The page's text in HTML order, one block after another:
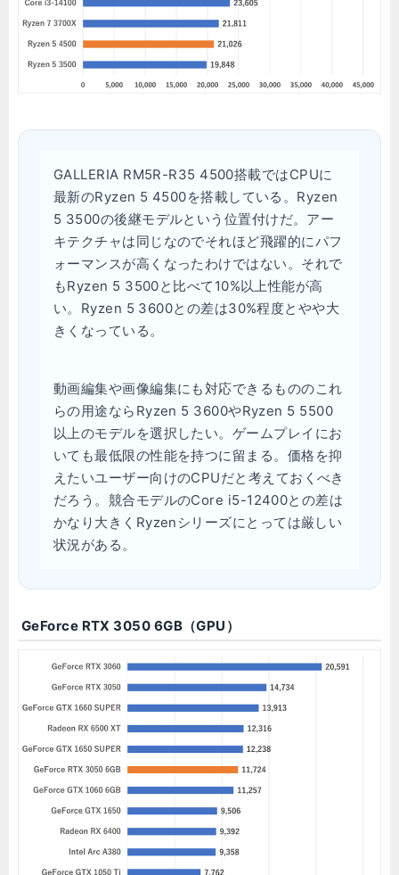
GALLERIA RM5R-R35 4500搭載ではCPUに
最新のRyzen 5 4500を搭載している。Ryzen
5 3500の後継モデルという位置付けだ。アー
キテクチャは同じなのでそれほど飛躍的にパフ
ォーマンスが高くなったわけではない。それで
もRyzen 5 3500と比べて10%以上性能が高
い。Ryzen 5 3600との差は30%程度とやや大
きくなっている。
動画編集や画像編集にも対応できるもののこれ
らの用途ならRyzen 5 3600やRyzen 5 5500
以上のモデルを選択したい。ゲームプレイにお
いても最低限の性能を持つに留まる。価格を抑
えたいユーザー向けのCPUだと考えておくべき
だろう。競合モデルのCore i5-12400との差は
かなり大きくRyzenシリーズにとっては厳しい
状況がある。
GeForce RTX 3050 6GB（GPU）